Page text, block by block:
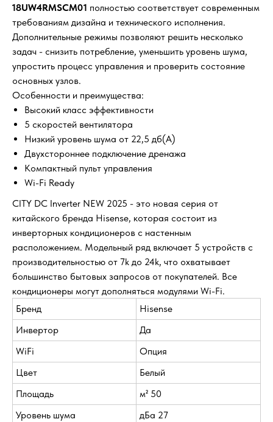
18UW4RMSCM01 полностью соответствует современным
требованиям дизайна и технического исполнения.
Дополнительные режимы позволяют решить несколько
задач - снизить потребление, уменьшить уровень шума,
упростить процесс управления и проверить состояние
основных узлов.
Особенности и преимущества:
Высокий класс эффективности
5 скоростей вентилятора
Низкий уровень шума от 22,5 дб(А)
Двухстороннее подключение дренажа
Компактный пульт управления
Wi-Fi Ready
CITY DC Inverter NEW 2025 - это новая серия от
китайского бренда Hisense, которая состоит из
инверторных кондиционеров с настенным
расположением. Модельный ряд включает 5 устройств с
производительностью от 7k до 24k, что охватывает
большинство бытовых запросов от покупателей. Все
кондиционеры могут дополняться модулями Wi-Fi.
Бренд
Hisense
Инвертор
Да
WiFi
Опция
Цвет
Белый
Площадь
м² 50
Уровень шума
дБа 27